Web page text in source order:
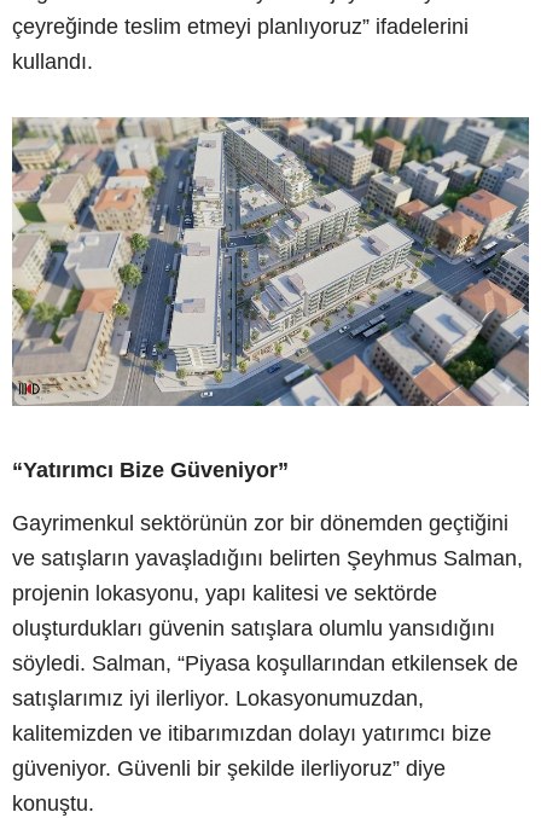
çeyreğinde teslim etmeyi planlıyoruz” ifadelerini
kullandı.
“Yatırımcı Bize Güveniyor”
Gayrimenkul sektörünün zor bir dönemden geçtiğini
ve satışların yavaşladığını belirten Şeyhmus Salman,
projenin lokasyonu, yapı kalitesi ve sektörde
oluşturdukları güvenin satışlara olumlu yansıdığını
söyledi. Salman, “Piyasa koşullarından etkilensek de
satışlarımız iyi ilerliyor. Lokasyonumuzdan,
kalitemizden ve itibarımızdan dolayı yatırımcı bize
güveniyor. Güvenli bir şekilde ilerliyoruz” diye
konuştu.